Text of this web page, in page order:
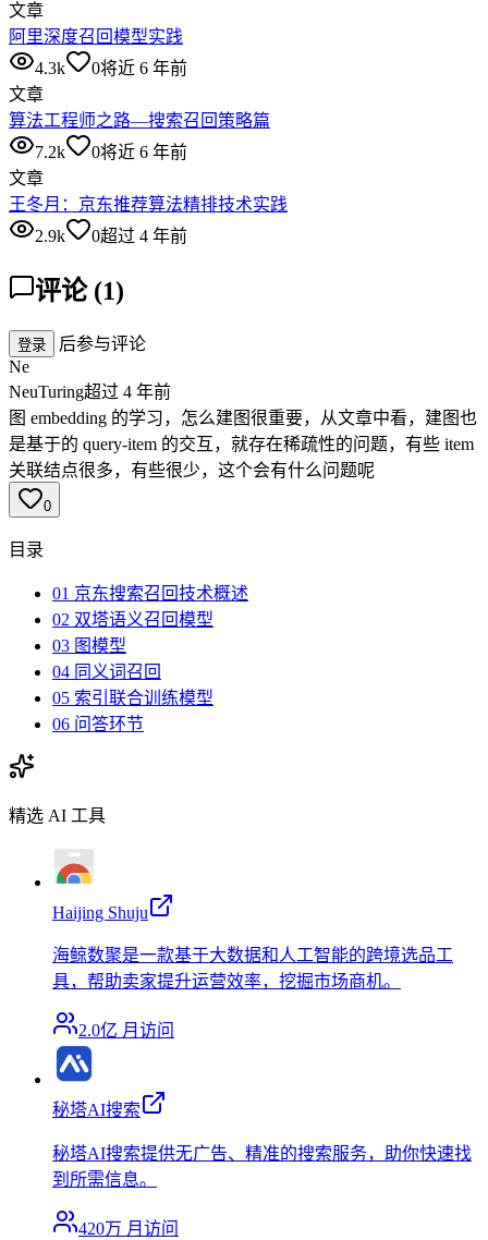
文章
阿里深度召回模型实践
4.3k
0将近 6 年前
文章
算法工程师之路—搜索召回策略篇
7.2k
0将近 6 年前
文章
王冬月：京东推荐算法精排技术实践
2.9k
0超过 4 年前
评论 (1)
登录
后参与评论
Ne
NeuTuring超过 4 年前
图 embedding 的学习，怎么建图很重要，从文章中看，建图也
是基于的 query-item 的交互，就存在稀疏性的问题，有些 item
关联结点很多，有些很少，这个会有什么问题呢
0
目录
01 京东搜索召回技术概述
02 双塔语义召回模型
03 图模型
04 同义词召回
05 索引联合训练模型
06 问答环节
精选 AI 工具
Haijing Shuju
海鲸数聚是一款基于大数据和人工智能的跨境选品工
具，帮助卖家提升运营效率，挖掘市场商机。
2.0亿 月访问
秘塔AI搜索
秘塔AI搜索提供无广告、精准的搜索服务，助你快速找
到所需信息。
420万 月访问